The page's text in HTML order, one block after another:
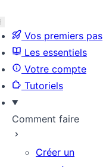
Vos premiers pas
Les essentiels
Votre compte
Tutoriels
Comment faire
Créer un